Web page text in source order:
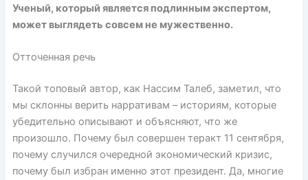
Ученый, который является подлинным экспертом,
может выглядеть совсем не мужественно.
Отточенная речь
Такой топовый автор, как Нассим Талеб, заметил, что
мы склонны верить нарративам – историям, которые
убедительно описывают и объясняют, что же
произошло. Почему был совершен теракт 11 сентября,
почему случился очередной экономический кризис,
почему был избран именно этот президент. Да, многие